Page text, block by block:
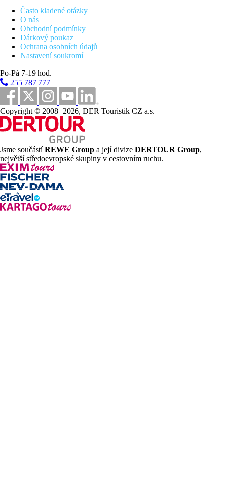
35 km
Vzdálenost od nejbližšího letiště
50 min
Doba transferu z letiště do hotelu
150 m
Centrum města
Pláž
Plážová dovolená
Bazény
Dětský bazén
Lehátka u bazénu
Fotogalerie
Často kladené otázky
O nás
Obchodní podmínky
Dárkový poukaz
Ochrana osobních údajů
Nastavení soukromí
Po-Pá 7-19 hod.
255 787 777
Copyright © 2008−2026, DER Touristik CZ a.s.
Jsme součástíREWE Group a její divize DERTOUR Group,
největší středoevropské skupiny v cestovním ruchu.